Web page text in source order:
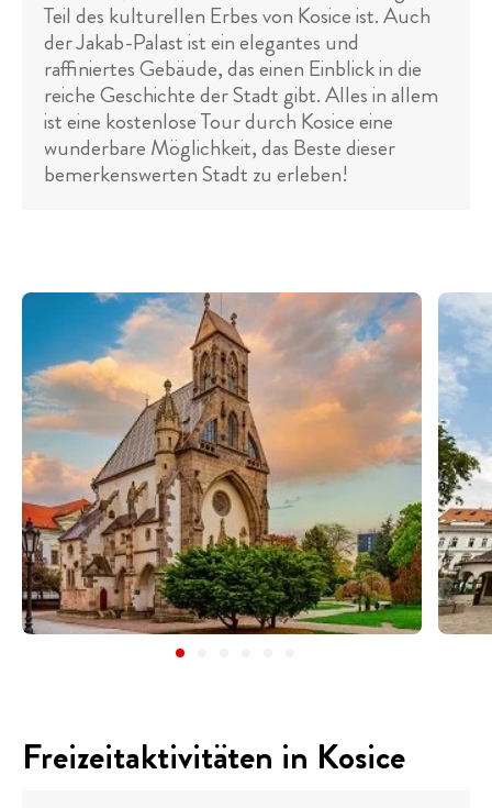
Teil des kulturellen Erbes von Kosice ist. Auch
der Jakab-Palast ist ein elegantes und
raffiniertes Gebäude, das einen Einblick in die
reiche Geschichte der Stadt gibt. Alles in allem
ist eine kostenlose Tour durch Kosice eine
wunderbare Möglichkeit, das Beste dieser
bemerkenswerten Stadt zu erleben!
Freizeitaktivitäten in Kosice